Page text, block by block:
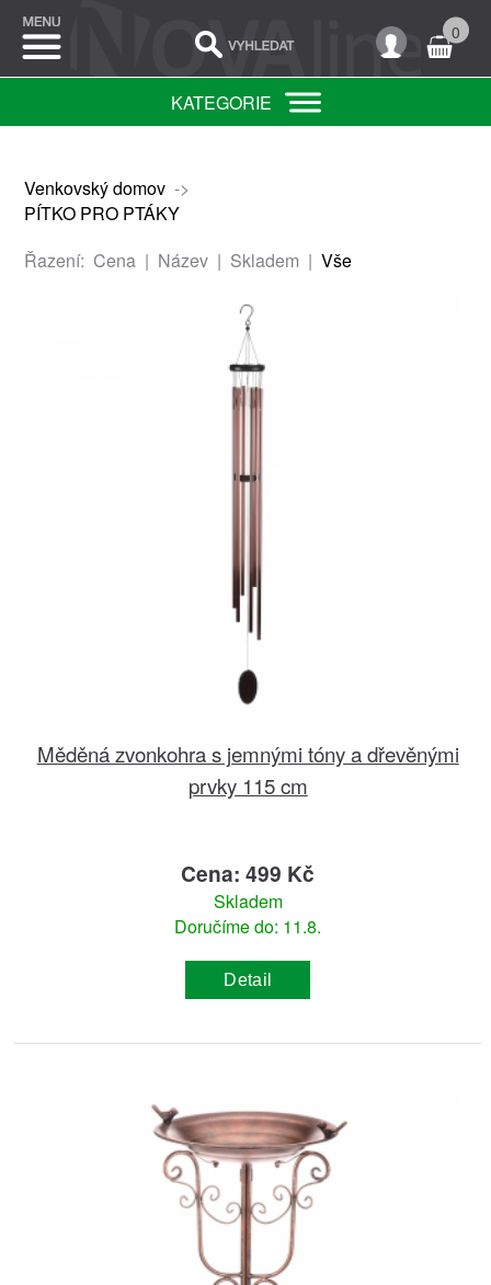
0
KATEGORIE
Venkovský domov->
PÍTKO PRO PTÁKY
Řazení: Cena| Název| Skladem | Vše
Měděná zvonkohra s jemnými tóny a dřevěnými
prvky 115 cm
Cena: 499 Kč
Skladem
Doručíme do: 11.8.
Detail